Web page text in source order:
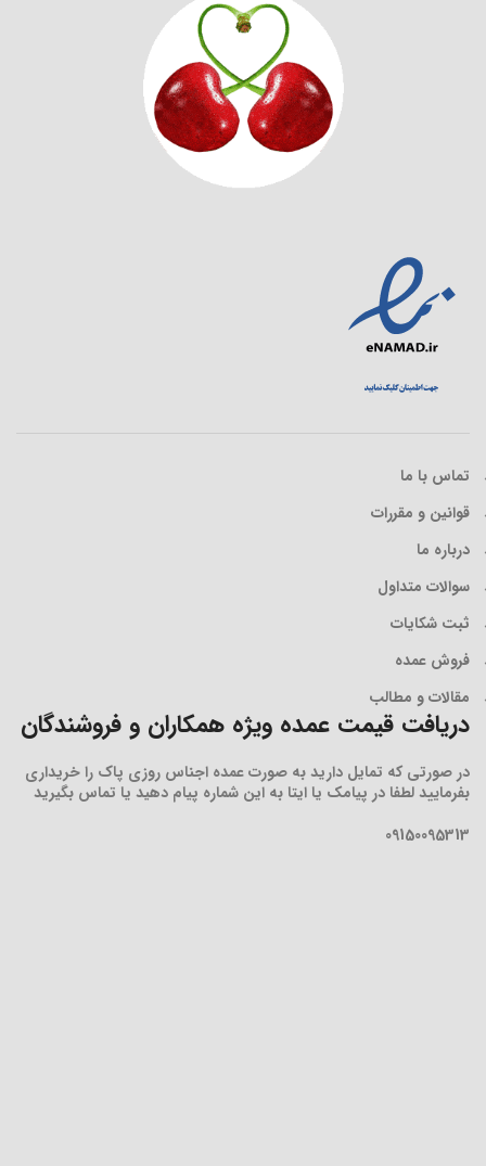
تماس با ما
قوانین و مقررات
درباره ما
سوالات متداول
ثبت شکایات
فروش عمده
مقالات و مطالب
دریافت قیمت عمده ویژه همکاران و فروشندگان
در صورتی که تمایل دارید به صورت عمده اجناس روزی پاک را خریداری
بفرمایید لطفا در پیامک یا ایتا به این شماره پیام دهید یا تماس بگیرید
09150095313